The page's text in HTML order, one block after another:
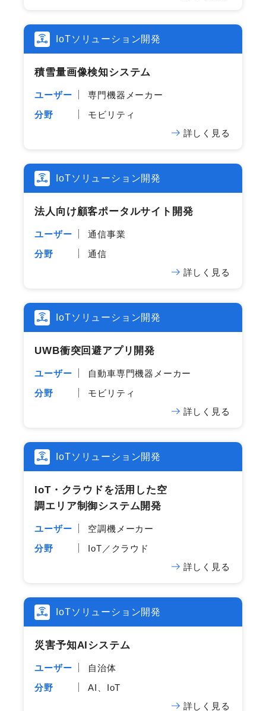
IoTソリューション開発
積雪量画像検知システム
ユーザー
専門機器メーカー
分野
モビリティ
詳しく見る
IoTソリューション開発
法人​向け顧客ポータルサイト開発
ユーザー
通信事業
分野
通信
詳しく見る
IoTソリューション開発
UWB衝突回避アプリ開発
ユーザー
自動車専門機器メーカー
分野
モビリティ
詳しく見る
IoTソリューション開発
IoT・クラウドを​活用した​空​
調エリア制御システム開発
ユーザー
空調機メーカー
分野
IoT／クラウド
詳しく見る
IoTソリューション開発
災害予知AIシステム
ユーザー
自治体
分野
AI、IoT
詳しく見る